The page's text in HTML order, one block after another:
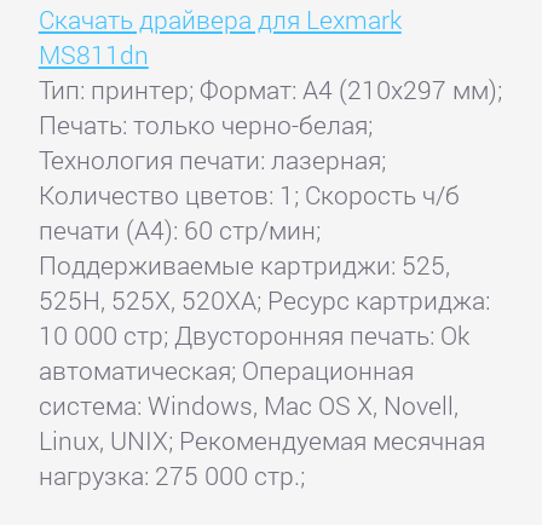
Скачать драйвера для Lexmark
MS811dn
Тип: принтер; Формат: A4 (210x297 мм);
Печать: только черно-белая;
Технология печати: лазерная;
Количество цветов: 1; Скорость ч/б
печати (А4): 60 стр/мин;
Поддерживаемые картриджи: 525,
525H, 525X, 520XA; Ресурс картриджа:
10 000 стр; Двусторонняя печать: Ok
автоматическая; Операционная
система: Windows, Mac OS X, Novell,
Linux, UNIX; Рекомендуемая месячная
нагрузка: 275 000 стр.;